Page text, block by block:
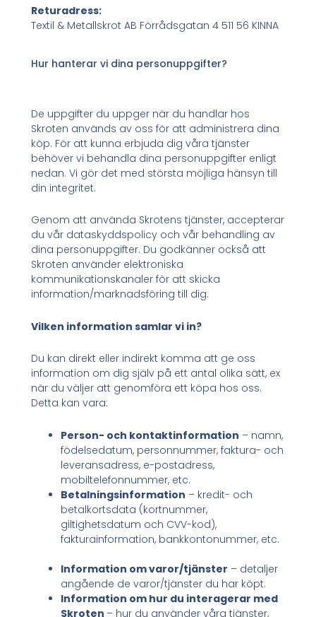
Returadress:
Textil & Metallskrot AB Förrådsgatan 4 511 56 KINNA
Hur hanterar vi dina personuppgifter?
De uppgifter du uppger när du handlar hos
Skroten används av oss för att administrera dina
köp. För att kunna erbjuda dig våra tjänster
behöver vi behandla dina personuppgifter enligt
nedan. Vi gör det med största möjliga hänsyn till
din integritet.
Genom att använda Skrotens tjänster, accepterar
du vår dataskyddspolicy och vår behandling av
dina personuppgifter. Du godkänner också att
Skroten använder elektroniska
kommunikationskanaler för att skicka
information/marknadsföring till dig.
Vilken information samlar vi in?
Du kan direkt eller indirekt komma att ge oss
information om dig själv på ett antal olika sätt, ex
när du väljer att genomföra ett köpa hos oss.
Detta kan vara:
Person- och kontaktinformation – namn,
födelsedatum, personnummer, faktura- och
leveransadress, e-postadress,
mobiltelefonnummer, etc.
Betalningsinformation – kredit- och
betalkortsdata (kortnummer,
giltighetsdatum och CVV-kod),
fakturainformation, bankkontonummer, etc.
Information om varor/tjänster – detaljer
angående de varor/tjänster du har köpt.
Information om hur du interagerar med
Skroten – hur du använder våra tjänster,